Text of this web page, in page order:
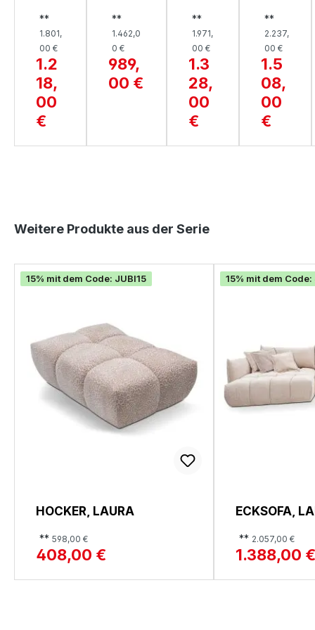
A,
ROS
ALIE
**
1.801,
00 €
1.2
18,
00
€
ELD-
SOFA,
AVEIR
O
**
1.462,0
0 €
989,
00 €
A,
LEN
O
**
1.971,
00 €
1.3
28,
00
€
RGR
UPP
E,
RUBI
O
**
2.237,
00 €
1.5
08,
00
€
Produktgalerie überspringen
Weitere Produkte aus der Serie
15% mit dem Code: JUBI15
HOCKER, LAURA
** 598,00 €
408,00 €
15% mit dem Code:
ECKSOFA,
** 2.057,00 €
1.388,00 €